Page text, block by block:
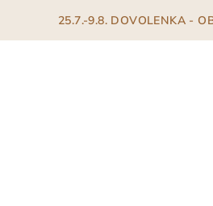
25.7.-9.8. DOVOLENKA -